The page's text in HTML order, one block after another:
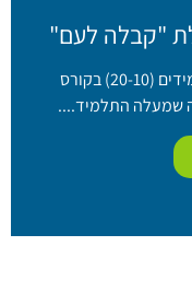
"קבלה לעם"
שמירת קשר אישי, חם ולבבי עם התלמידים (20-10) בקורס
שמעלה התלמיד....